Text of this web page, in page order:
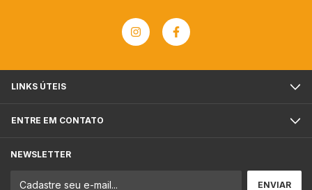
LINKS ÚTEIS
ENTRE EM CONTATO
NEWSLETTER